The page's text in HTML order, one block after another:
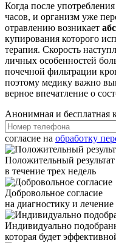
Когда после
часов, и организм уже
отравлению возникает
купирования которого
терапия. Скорость
личных особенностей
почечной фильтрации
поэтому медику важно
верное впечатление о
Анонимная и бесплатная
согласие на обработку
Положительный результат
в течение трех недель
Добровольное согласие
на диагностику и лечение
Индивидуально
которая будет